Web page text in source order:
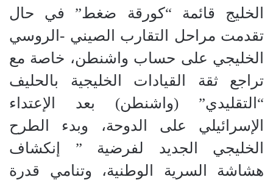
الخليج قائمة “كورقة ضغط” في حال
تقدمت مراحل التقارب الصيني -الروسي
الخليجي على حساب واشنطن، خاصة مع
تراجع ثقة القيادات الخليجية بالحليف
“التقليدي” (واشنطن) بعد الإعتداء
الإسرائيلي على الدوحة، وبدء الطرح
الخليجي الجديد لفرضية ” إنكشاف
هشاشة السرية الوطنية، وتنامي قدرة